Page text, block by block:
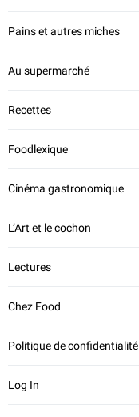
Pains et autres miches
Au supermarché
Recettes
Foodlexique
Cinéma gastronomique
L’Art et le cochon
Lectures
Chez Food
Politique de confidentialité
Log In